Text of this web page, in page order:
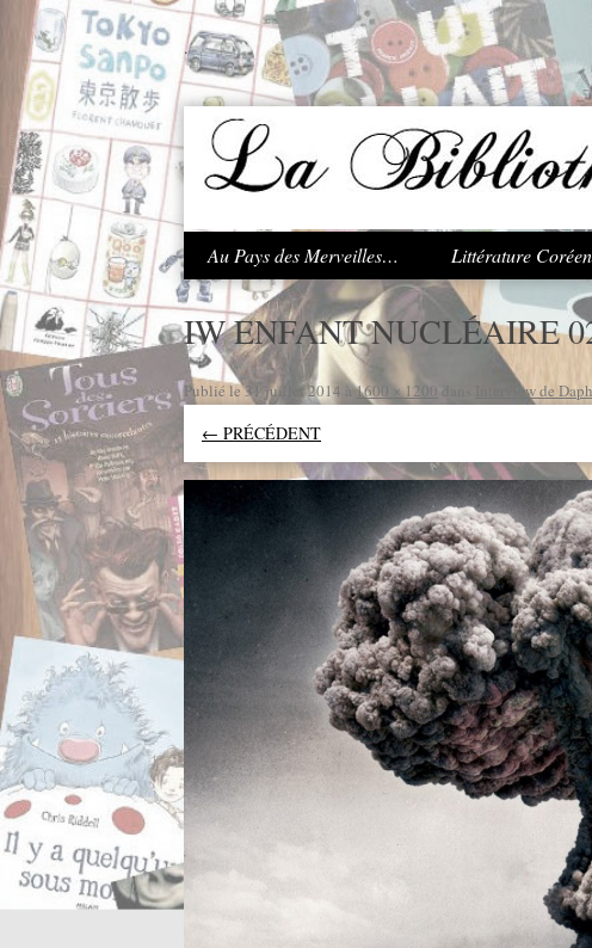
.
Au Pays des Merveilles… Littérature
IW ENFANT NUCLÉAIRE
Publié le31 juillet 2014 à1600 × 1200 Interview de
← PRÉCÉDENT